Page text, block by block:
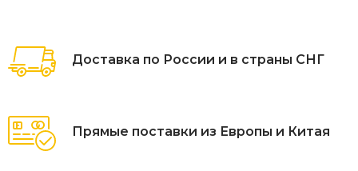
Доставка по России и в страны СНГ
Прямые поставки из Европы и Китая